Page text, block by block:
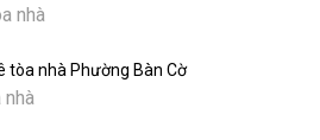
nhà
tòa nhà Phường Bàn Cờ
nhà